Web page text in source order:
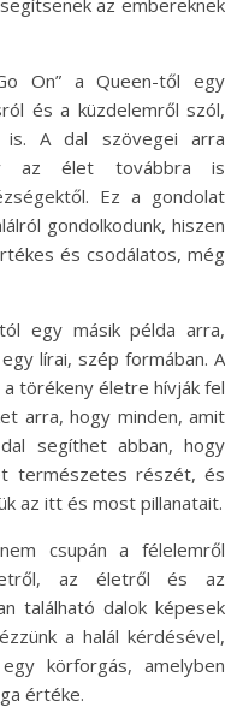
On” a Queen-től egy
és a küzdelemről szól,
is. A dal szövegei arra
az élet továbbra is
Ez a gondolat
gondolkodunk, hiszen
és csodálatos, még
egy másik példa arra,
lírai, szép formában. A
törékeny életre hívják fel
arra, hogy minden, amit
segíthet abban, hogy
természetes részét, és
az itt és most pillanatait.
csupán a félelemről
az életről és az
található dalok képesek
a halál kérdésével,
körforgás, amelyben
értéke.